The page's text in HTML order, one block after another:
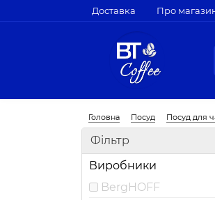
Доставка Про
Головна Посуд Посуд для
Фільтр
Виробники
BergHOFF